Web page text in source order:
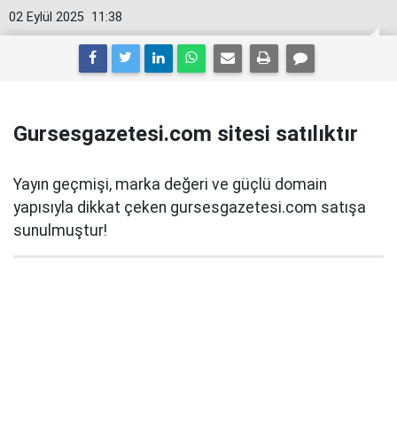
11:38
02 Eylül 2025
Gursesgazetesi.com sitesi satılıktır
Yayın geçmişi, marka değeri ve güçlü domain
yapısıyla dikkat çeken gursesgazetesi.com satışa
sunulmuştur!